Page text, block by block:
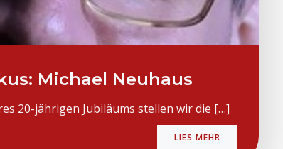
Michael Neuhaus
20-jährigen Jubiläums stellen wir die […]
LIES MEHR